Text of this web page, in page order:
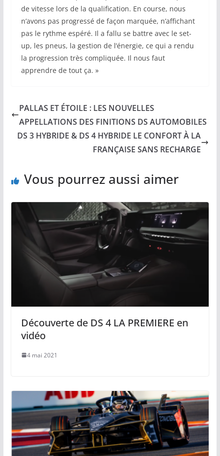
de vitesse lors de la qualification. En course, nous
n’avons pas progressé de façon marquée, n’affichant
pas le rythme espéré. Il a fallu se battre avec le set-
up, les pneus, la gestion de l’énergie, ce qui a rendu
la progression très compliquée. Il nous faut
apprendre de tout ça. »
PALLAS ET ÉTOILE : LES NOUVELLES
APPELLATIONS DES FINITIONS DS AUTOMOBILES
DS 3 HYBRIDE & DS 4 HYBRIDE LE CONFORT À LA
FRANÇAISE SANS RECHARGE
Vous pourrez aussi aimer
Découverte de DS 4 LA PREMIERE en
vidéo
4 mai 2021